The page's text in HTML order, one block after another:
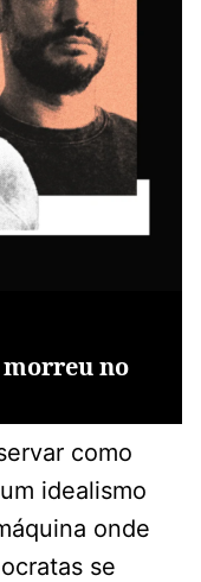
no
como
idealismo
onde
se